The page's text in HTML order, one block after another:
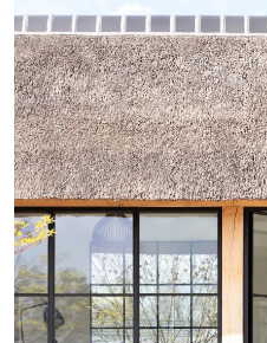
Technologie
Audio/Video
Thuisbioscoop
Domotica
Mirror TV
Fitnessapparatuur
Wifi
Overig
Aannemers Interieur